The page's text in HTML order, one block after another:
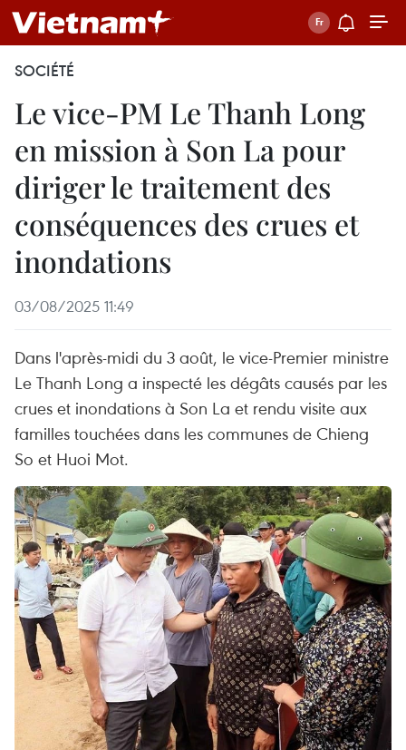
SOCIÉTÉ
Le vice-PM Le Thanh Long
en mission à Son La pour
diriger le traitement des
conséquences des crues et
inondations
03/08/2025 11:49
Dans l'après-midi du 3 août, le vice-Premier ministre
Le Thanh Long a inspecté les dégâts causés par les
crues et inondations à Son La et rendu visite aux
familles touchées dans les communes de Chieng
So et Huoi Mot.